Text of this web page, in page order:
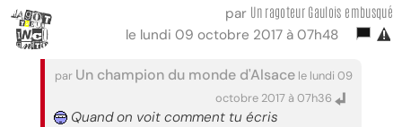
par Un ragoteur Gaulois embusqué
le lundi 09 octobre 2017 à 07h48
par Un champion du monde d'Alsace le lundi 09
octobre 2017 à 07h36
Quand on voit comment tu écris